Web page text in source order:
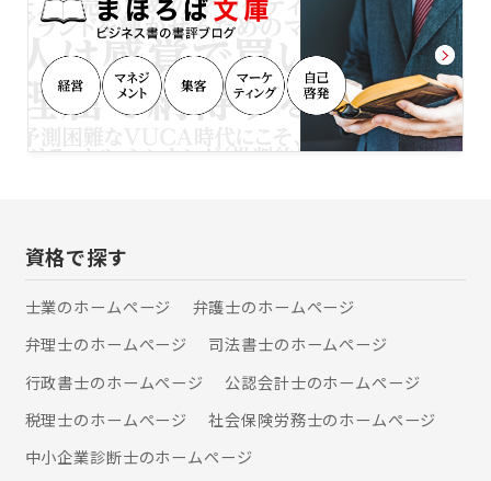
ービスを提供致します。 「離婚につい
て考えている」、「家族が逮捕され
た」、「近く相続問題が起こりそ
う」、「交通事故の被害者なのに、加
害者や保険会社が横柄で困ってい
る」、「医療過誤の疑いがある」な
門的な要素が絡みあい、保険会社との
交渉においては、訴訟にした場合の結
果予測、主治医との協力関係の構築が
重要です。 弁護士法人ALG東京オフィ
つ、交通事故被害者の悔しさ、辛さに
寄り添う弁護士事務所であり続けたい
悩みがあればお気軽にご連絡くださ
聞き、ご要望に沿った的確な解決を提
示し実現できるよう心がけています。
対応できる事案の範囲は、法人様を依
頼者とする会社法務一般から、個人様
の相続や離婚などの家事事件まで、幅
広く対応させていただきます。 継続的
なご相談がある場合や、気になる事案
の法人様向けプランはもちろん、個人
様向けのプランもご用意しております
ので、お気軽にお問い合わせくださ
い。 まずはお気軽にお電話を。 お待ち
しております！
資格で探す
士業のホームぺージ
弁護士のホームぺージ
弁理士のホームぺージ
司法書士のホームぺージ
行政書士のホームぺージ
公認会計士のホームぺージ
税理士のホームぺージ
社会保険労務士のホームぺージ
中小企業診断士のホームぺージ